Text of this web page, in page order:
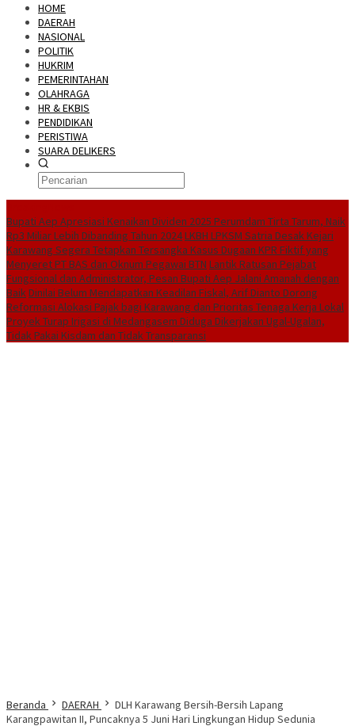
HOME
DAERAH
NASIONAL
POLITIK
HUKRIM
PEMERINTAHAN
OLAHRAGA
HR & EKBIS
PENDIDIKAN
PERISTIWA
SUARA DELIKERS
Bupati Aep Apresiasi Kenaikan Dividen 2025 Perumdam Tirta Tarum, Naik
Rp3 Miliar Lebih Dibanding Tahun 2024LKBH LPKSM Satria Desak Kejari
Karawang Segera Tetapkan Tersangka Kasus Dugaan KPR Fiktif yang
Menyeret PT BAS dan Oknum Pegawai BTN Lantik Ratusan Pejabat
Fungsional dan Administrator, Pesan Bupati Aep Jalani Amanah dengan
BaikDinilai Belum Mendapatkan Keadilan Fiskal, Arif Dianto Dorong
Reformasi Alokasi Pajak bagi Karawang dan Prioritas Tenaga Kerja Lokal
Proyek Turap Irigasi di Medangasem Diduga Dikerjakan Ugal-Ugalan,
Tidak Pakai Kisdam dan Tidak Transparansi
Beranda DAERAH
DLH Karawang Bersih-Bersih Lapang
Karangpawitan II, Puncaknya 5 Juni Hari Lingkungan Hidup Sedunia